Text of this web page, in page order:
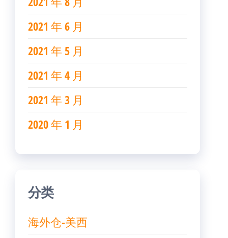
2021 年 6 月
2021 年 5 月
2021 年 4 月
2021 年 3 月
2020 年 1 月
分类
海外仓-美西